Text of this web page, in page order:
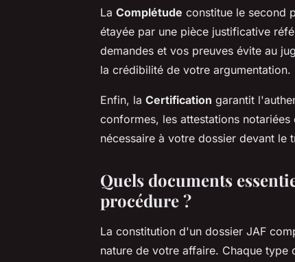
La Complétude constitue le second
étayée par une pièce justificative
demandes et vos preuves évite au
la crédibilité de votre argumentation.
Enfin, la Certification garantit
conformes, les attestations
nécessaire à votre dossier devant le
Quels documents
procédure ?
La constitution d'un dossier JAF
nature de votre affaire. Chaque